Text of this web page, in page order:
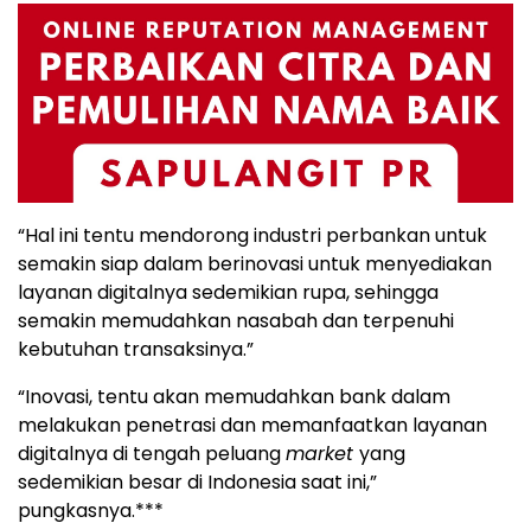
“Hal ini tentu mendorong industri perbankan untuk
semakin siap dalam berinovasi untuk menyediakan
layanan digitalnya sedemikian rupa, sehingga
semakin memudahkan nasabah dan terpenuhi
kebutuhan transaksinya.”
“Inovasi, tentu akan memudahkan bank dalam
melakukan penetrasi dan memanfaatkan layanan
digitalnya di tengah peluangmarket yang
sedemikian besar di Indonesia saat ini,”
pungkasnya.***